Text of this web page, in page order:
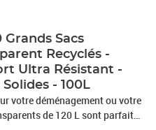
Grands Sacs
Recyclés -
Ultra Résistant -
- 100L
votre déménagement ou votre
de 120 L sont parfaits